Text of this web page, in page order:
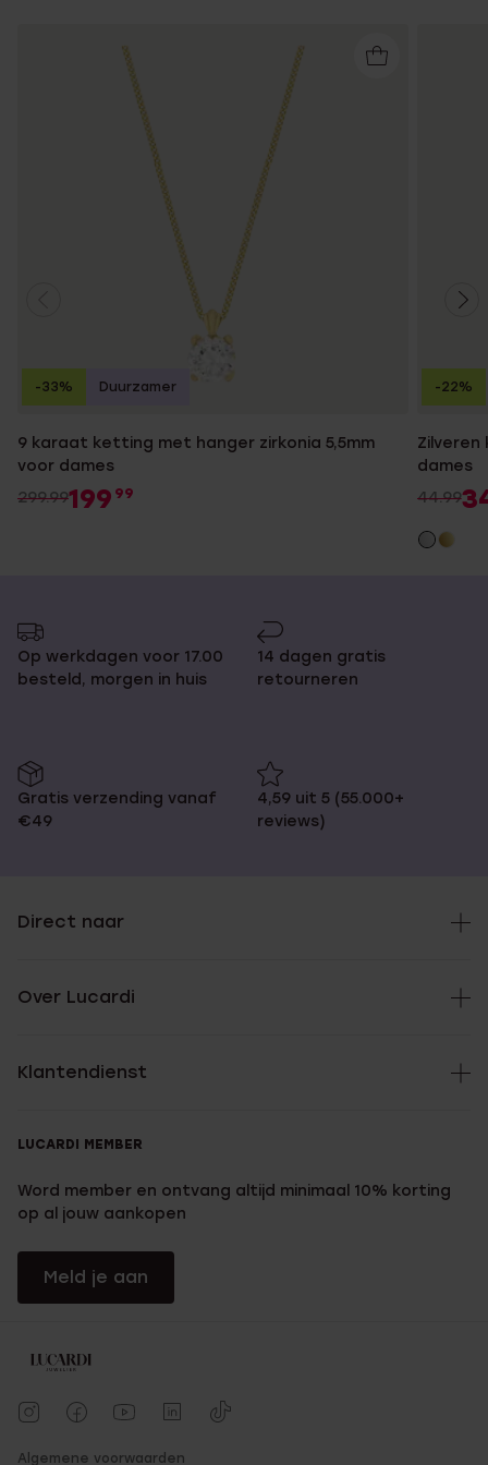
9 karaat ketting met hanger zirkonia 5,5mm
voor dames
299.99199 99
-33% Duurzamer
dames
44.99
-22%
Op werkdagen voor 17.00
besteld, morgen in huis
14 dagen gratis
retourneren
Gratis verzending vanaf
€49
4,59 uit 5 (55.000+
reviews)
Direct naar
Over Lucardi
Klantendienst
LUCARDI MEMBER
Word member en ontvang altijd minimaal 10% korting
op al jouw aankopen
Meld je aan
Algemene voorwaarden